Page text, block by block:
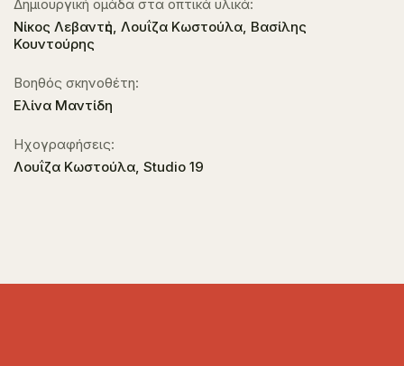
Δημιουργική ομάδα στα οπτικά υλικά:
Νίκος Λεβαντἠς, Λουΐζα Κωστούλα, Bασίλης
Κουντούρης
Βοηθός σκηνοθέτη:
Eλίνα Μαντίδη
Ηχογραφήσεις:
Λουΐζα Κωστούλα, Studio 19